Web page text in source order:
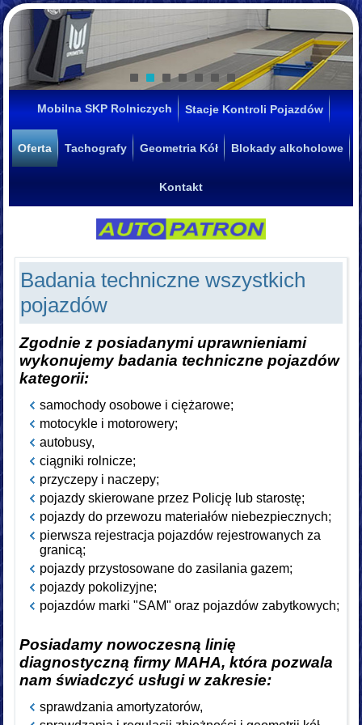
Mobilna SKP Rolniczych Stacje Kontroli Pojazdów
Oferta Tachografy Geometria Kół Blokady alkoholowe
Kontakt
Badania techniczne wszystkich
pojazdów
Zgodnie z posiadanymi uprawnieniami
wykonujemy badania techniczne pojazdów
kategorii:
samochody osobowe i ciężarowe;
motocykle i motorowery;
autobusy,
ciągniki rolnicze;
przyczepy i naczepy;
pojazdy skierowane przez Policję lub starostę;
pojazdy do przewozu materiałów niebezpiecznych;
pierwsza rejestracja pojazdów rejestrowanych za
granicą;
pojazdy przystosowane do zasilania gazem;
pojazdy pokolizyjne;
pojazdów marki "SAM" oraz pojazdów zabytkowych;
Posiadamy nowoczesną linię
diagnostyczną firmy MAHA, która pozwala
nam świadczyć usługi w zakresie:
sprawdzania amortyzatorów,